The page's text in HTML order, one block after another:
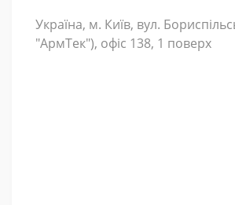
Україна, м. Київ, вул.
"АрмТек"), офіс 138, 1 поверх